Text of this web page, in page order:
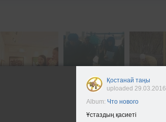
Қостанай таңы
uploaded 29.03.2016
Album: Что нового
Ұстаздың қасиеті